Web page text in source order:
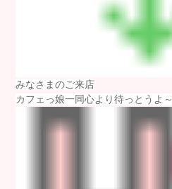
みなさまのご来店
カフェっ娘一同心より待っとうよ～